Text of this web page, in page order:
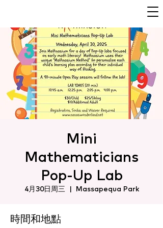
Mini
Mathematicians
Pop-Up Lab
4月30日周三
  |
Massapequa Park
時間和地點